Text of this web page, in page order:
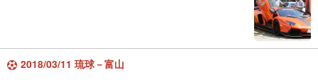
2018/03/11 琉球－富山